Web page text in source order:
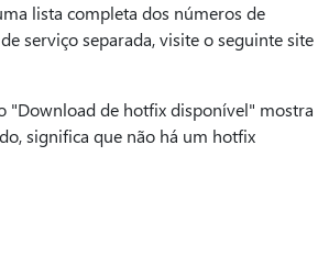
lista completa dos números de
serviço separada, visite o seguinte site
"Download de hotfix disponível" mostra
significa que não há um hotfix